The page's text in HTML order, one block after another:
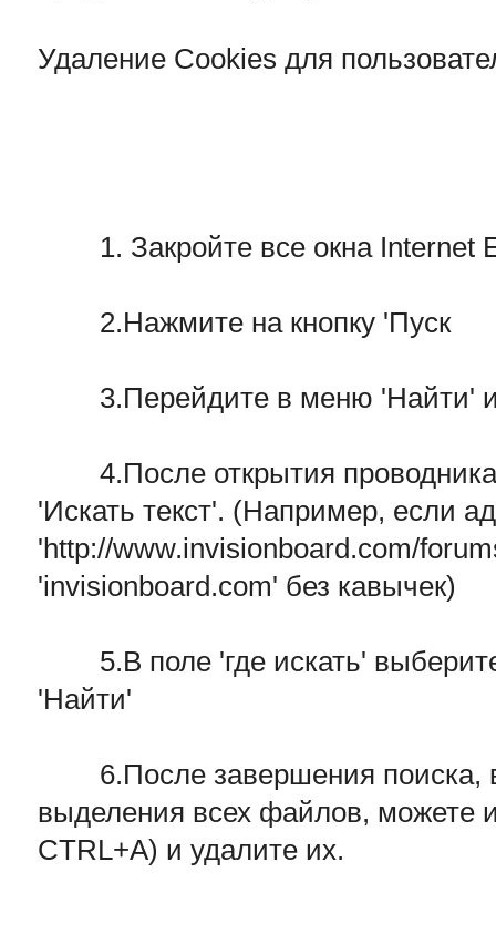
Удаление Cookies для
1. Закройте все окна Internet
2.Нажмите на кнопку 'Пуск
3.Перейдите в меню
4.После открытия
'Искать текст'. (Например, если
'http://www.invisionboard.com/
'invisionboard.com' без кавычек)
5.В поле 'где искать'
'Найти'
6.После завершения поиска,
выделения всех файлов, можете
CTRL+A) и удалите их.